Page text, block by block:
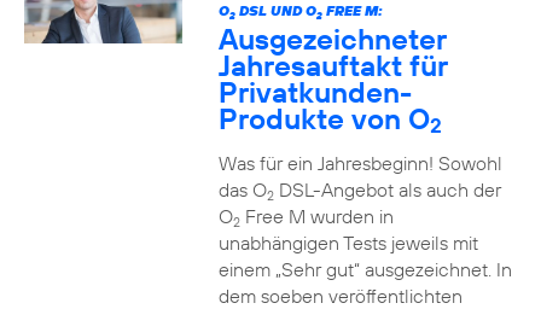
O2DSL UND O2FREE M:
Ausgezeichneter
Jahresauftakt für
Privatkunden-
Produkte von O2
Was für ein Jahresbeginn! Sowohl
das O2DSL-Angebot als auch der
O2Free M wurden in
unabhängigen Tests jeweils mit
einem „Sehr gut“ ausgezeichnet. In
dem soeben veröffentlichten